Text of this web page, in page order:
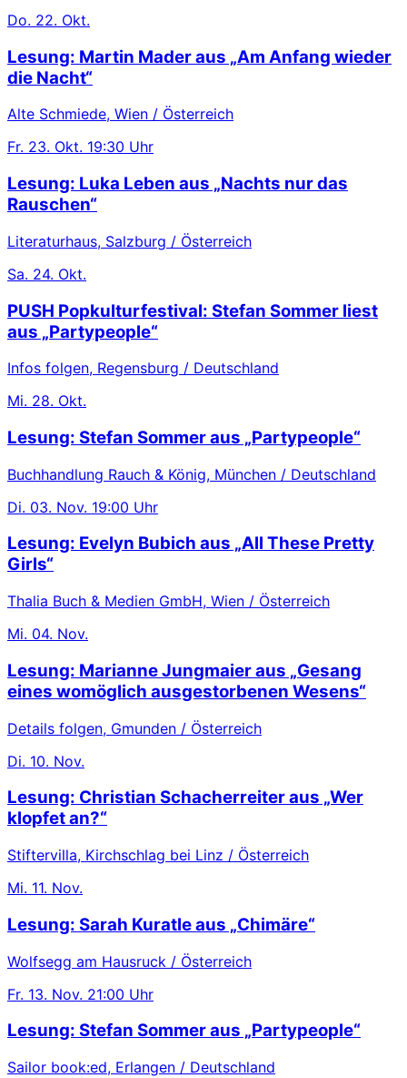
Do. 22. Okt.
Lesung: Martin Mader aus „Am Anfang wieder
die Nacht“
Alte Schmiede, Wien / Österreich
Fr. 23. Okt. 19:30 Uhr
Lesung: Luka Leben aus „Nachts nur das
Rauschen“
Literaturhaus, Salzburg / Österreich
Sa. 24. Okt.
PUSH Popkulturfestival: Stefan Sommer liest
aus „Partypeople“
Infos folgen, Regensburg / Deutschland
Mi. 28. Okt.
Lesung: Stefan Sommer aus „Partypeople“
Buchhandlung Rauch & König, München / Deutschland
Di. 03. Nov. 19:00 Uhr
Lesung: Evelyn Bubich aus „All These Pretty
Girls“
Thalia Buch & Medien GmbH, Wien / Österreich
Mi. 04. Nov.
Lesung: Marianne Jungmaier aus „Gesang
eines womöglich ausgestorbenen Wesens“
Details folgen, Gmunden / Österreich
Di. 10. Nov.
Lesung: Christian Schacherreiter aus „Wer
klopfet an?“
Stiftervilla, Kirchschlag bei Linz / Österreich
Mi. 11. Nov.
Lesung: Sarah Kuratle aus „Chimäre“
Wolfsegg am Hausruck / Österreich
Fr. 13. Nov. 21:00 Uhr
Lesung: Stefan Sommer aus „Partypeople“
Sailor book:ed, Erlangen / Deutschland